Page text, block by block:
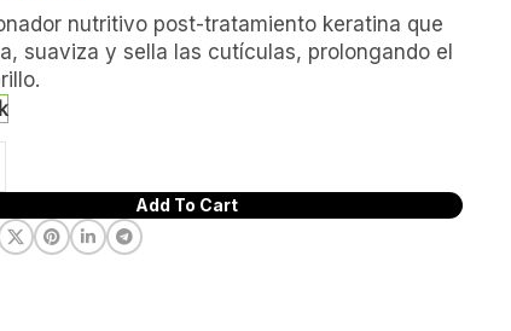
nutritivo post-tratamiento keratina que
suaviza y sella las cutículas, prolongando el
Add To Cart